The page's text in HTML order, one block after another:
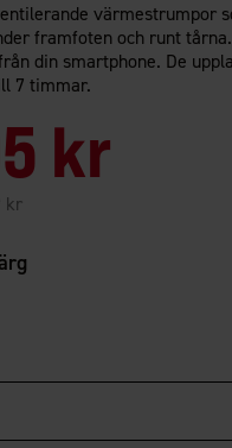
värmestrumpor
framfoten och runt tårna.
din smartphone. De
7 timmar.
kr
kr